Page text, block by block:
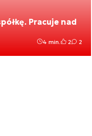
Pracuje nad
4 min. 2 2